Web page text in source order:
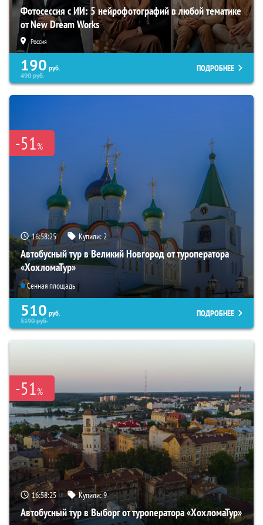
Фотосессия с ИИ: 5 нейрофотографий в любой тематике
от New Dream Works
Россия
190 руб.
490руб.
ПОДРОБНЕЕ
-51%
16:58:24 Купили:2
Автобусный тур в Великий Новгород от туроператора
«ХохломаТур»
Сенная площадь
510 руб.
5190руб.
ПОДРОБНЕЕ
-51%
16:58:24 Купили:9
Автобусный тур в Выборг от туроператора «ХохломаТур»